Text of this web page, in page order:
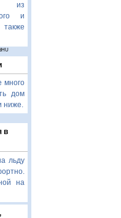
из
и
много
дом
ниже.
в
льду
на